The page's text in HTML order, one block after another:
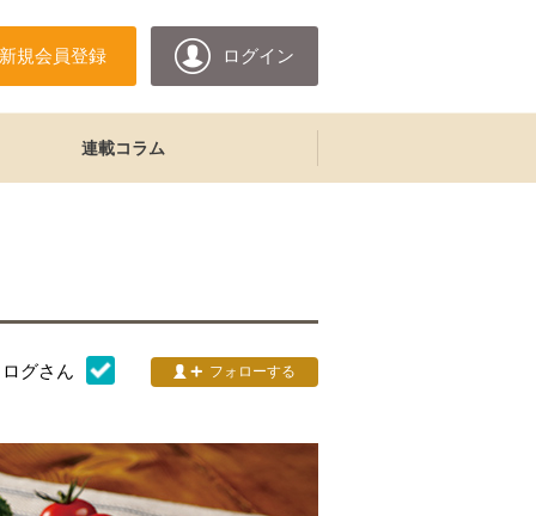
新規会員登録 ログイン
連載コラム
グさん フォローする